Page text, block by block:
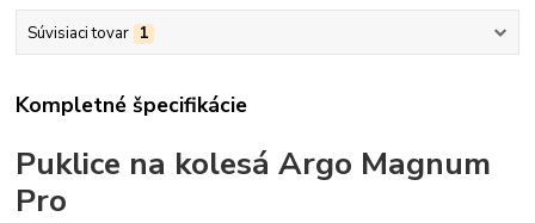
Súvisiaci tovar 1
Kompletné špecifikácie
Puklice na kolesá Argo Magnum
Pro